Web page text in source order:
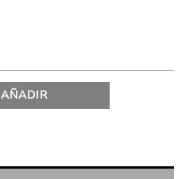
AÑADIR